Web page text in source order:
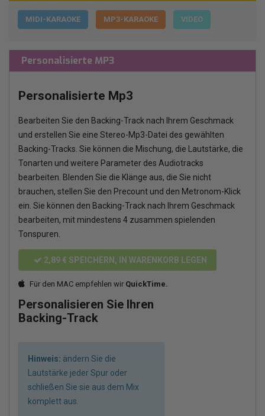
MIDI-KARAOKE MP3-KARAOKE VIDEO
Personalisierte MP3
Personalisierte Mp3
Bearbeiten Sie den Backing-Track nach Ihrem Geschmack
und erstellen Sie eine Stereo-Mp3-Datei des gewählten
Backing-Tracks. Sie können die Mischung, die Lautstärke, die
Tonarten und weitere Parameter des Audiotracks
bearbeiten. Blenden Sie die Klänge aus, die Sie nicht
brauchen, stellen Sie den Precount und den Metronom-Klick
ein. Sie können den Backing-Track nach Ihrem Geschmack
bearbeiten, mit mindestens 4 zusammen spielenden
Tonspuren.
2,89 € SPEICHERN, IN WARENKORB LEGEN
Für den MAC empfehlen wir QuickTime.
Personalisieren Sie Ihren
Backing-Track
Hinweis: ändern Sie die
Lautstärke jeder Spur oder
schließen Sie sie aus dem Mix
komplett aus.